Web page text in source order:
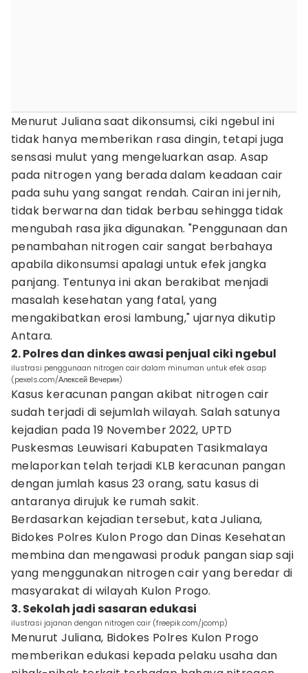
Menurut Juliana saat dikonsumsi, ciki ngebul ini
tidak hanya memberikan rasa dingin, tetapi juga
sensasi mulut yang mengeluarkan asap. Asap
pada nitrogen yang berada dalam keadaan cair
pada suhu yang sangat rendah. Cairan ini jernih,
tidak berwarna dan tidak berbau sehingga tidak
mengubah rasa jika digunakan. "Penggunaan dan
penambahan nitrogen cair sangat berbahaya
apabila dikonsumsi apalagi untuk efek jangka
panjang. Tentunya ini akan berakibat menjadi
masalah kesehatan yang fatal, yang
mengakibatkan erosi lambung," ujarnya dikutip
Antara.
2. Polres dan dinkes awasi penjual ciki ngebul
ilustrasi penggunaan nitrogen cair dalam minuman untuk efek asap
(pexels.com/Алексей Вечерин)
Kasus keracunan pangan akibat nitrogen cair
sudah terjadi di sejumlah wilayah. Salah satunya
kejadian pada 19 November 2022, UPTD
Puskesmas Leuwisari Kabupaten Tasikmalaya
melaporkan telah terjadi KLB keracunan pangan
dengan jumlah kasus 23 orang, satu kasus di
antaranya dirujuk ke rumah sakit.
Berdasarkan kejadian tersebut, kata Juliana,
Bidokes Polres Kulon Progo dan Dinas Kesehatan
membina dan mengawasi produk pangan siap saji
yang menggunakan nitrogen cair yang beredar di
masyarakat di wilayah Kulon Progo.
3. Sekolah jadi sasaran edukasi
ilustrasi jajanan dengan nitrogen cair (freepik.com/jcomp)
Menurut Juliana, Bidokes Polres Kulon Progo
memberikan edukasi kepada pelaku usaha dan